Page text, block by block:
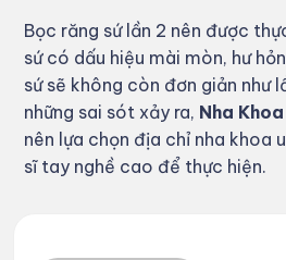
Bọc răng sứ lần 2 nên được
sứ có dấu hiệu mài mòn, hư
sứ sẽ không còn đơn giản như
những sai sót xảy ra, Nha
nên lựa chọn địa chỉ nha khoa
sĩ tay nghề cao để thực hiện.